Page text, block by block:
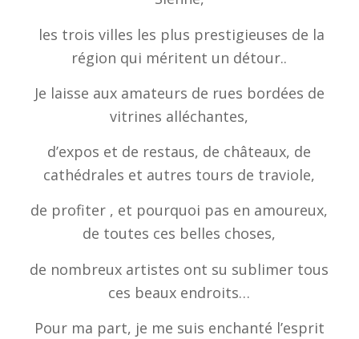
les trois villes les plus prestigieuses de la
région qui méritent un détour..
Je laisse aux amateurs de rues bordées de
vitrines alléchantes,
d’expos et de restaus, de châteaux, de
cathédrales et autres tours de traviole,
de profiter , et pourquoi pas en amoureux,
de toutes ces belles choses,
de nombreux artistes ont su sublimer tous
ces beaux endroits…
Pour ma part, je me suis enchanté l’esprit